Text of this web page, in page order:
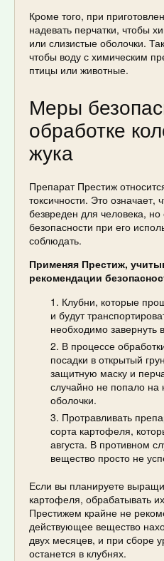
Кроме того, при
надевать перчатки, чтобы
или слизистые оболочки.
чтобы воду с химическим
птицы или животные.
Меры
обработке
жука
Препарат Престиж
токсичности. Это означает,
безвреден для человека,
безопасности при его
соблюдать.
Применяя Престиж,
рекомендации
Клубни, которые
и будут
необходимо завернуть
В процессе
посадки в открытый
защитную маску и
случайно не попало на
оболочки.
Протравливать
сорта картофеля,
августа. В противном
вещество просто не
Если вы планируете
картофеля, обрабатывать
Престижем крайне не
действующее вещество
двух месяцев, и при сборе
останется в клубнях.